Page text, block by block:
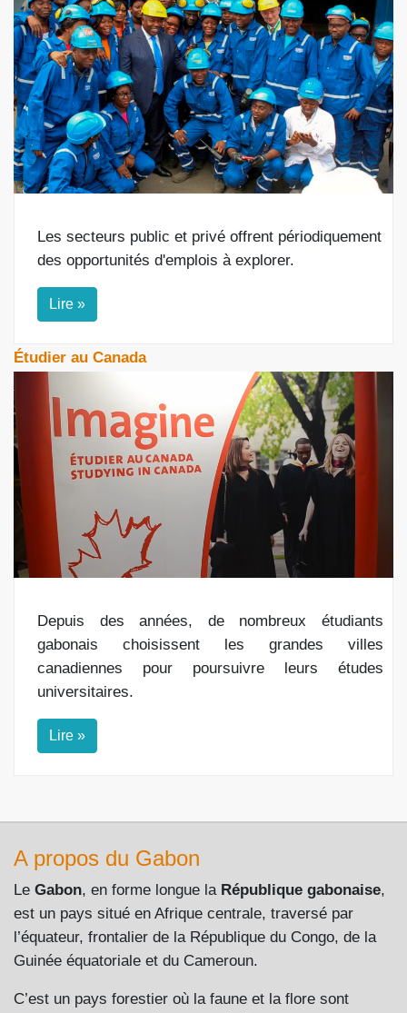
Les secteurs public et privé offrent périodiquement
des opportunités d'emplois à explorer.
Lire »
Étudier au Canada
Depuis des années, de nombreux étudiants
gabonais choisissent les grandes villes
canadiennes pour poursuivre leurs études
universitaires.
Lire »
A propos du Gabon
Le Gabon, en forme longue la République gabonaise,
est un pays situé en Afrique centrale, traversé par
l’équateur, frontalier de la République du Congo, de la
Guinée équatoriale et du Cameroun.
C’est un pays forestier où la faune et la flore sont